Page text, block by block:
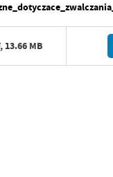
13.66 MB